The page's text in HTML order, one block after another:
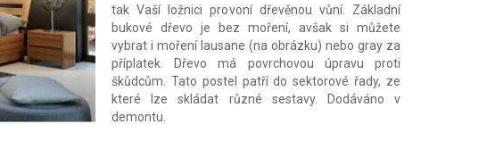
tak Vaší ložnici provoní dřevěnou vůní. Základní
bukové dřevo je bez moření, avšak si můžete
vybrat i moření lausane (na obrázku) nebo gray za
příplatek. Dřevo má povrchovou úpravu proti
škůdcům. Tato postel patří do sektorové řady, ze
které lze skládat různé sestavy. Dodáváno v
demontu.